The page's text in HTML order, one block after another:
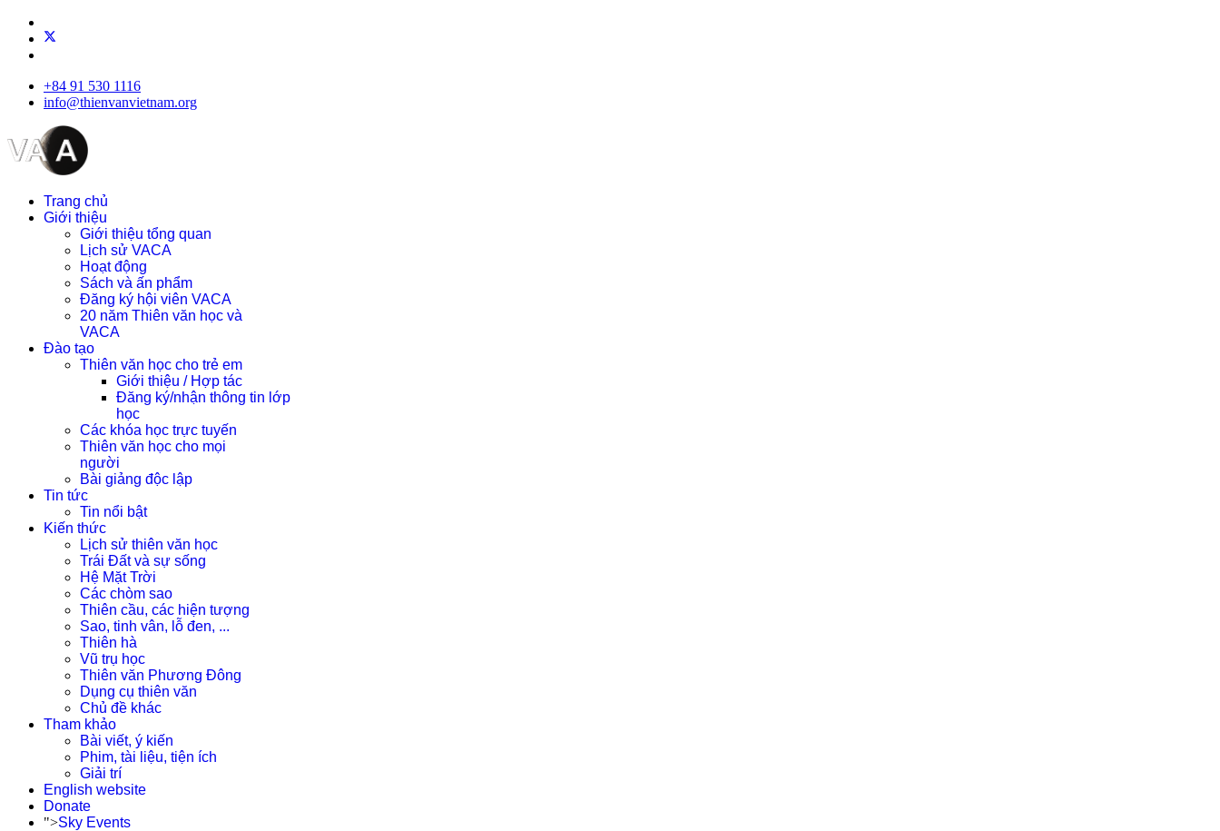
+84 91 530 1116
info@thienvanvietnam.org
Trang chủ
Giới thiệu
Giới thiệu tổng quan
Lịch sử VACA
Hoạt động
Sách và ấn phẩm
Đăng ký hội viên VACA
20 năm Thiên văn học và
VACA
Đào tạo
Thiên văn học cho trẻ em
Giới thiệu / Hợp tác
Đăng ký/nhận thông tin lớp
học
Các khóa học trực tuyến
Thiên văn học cho mọi
người
Bài giảng độc lập
Tin tức
Tin nổi bật
Kiến thức
Lịch sử thiên văn học
Trái Đất và sự sống
Hệ Mặt Trời
Các chòm sao
Thiên cầu, các hiện tượng
Sao, tinh vân, lỗ đen, ...
Thiên hà
Vũ trụ học
Thiên văn Phương Đông
Dụng cụ thiên văn
Chủ đề khác
Tham khảo
Bài viết, ý kiến
Phim, tài liệu, tiện ích
Giải trí
English website
Donate
">Sky Events